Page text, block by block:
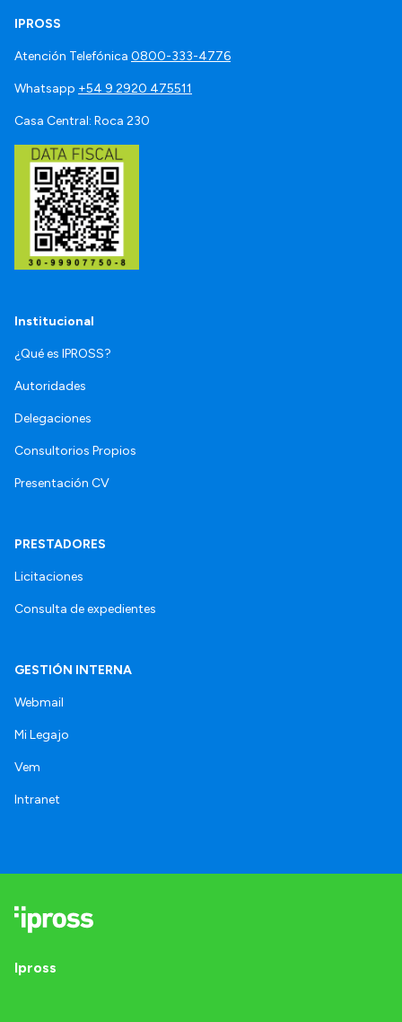
IPROSS
Atención Telefónica 0800-333-4776
Whatsapp +54 9 2920 475511
Casa Central: Roca 230
Institucional
¿Qué es IPROSS?
Autoridades
Delegaciones
Consultorios Propios
Presentación CV
PRESTADORES
Licitaciones
Consulta de expedientes
GESTIÓN INTERNA
Webmail
Mi Legajo
Vem
Intranet
Ipross